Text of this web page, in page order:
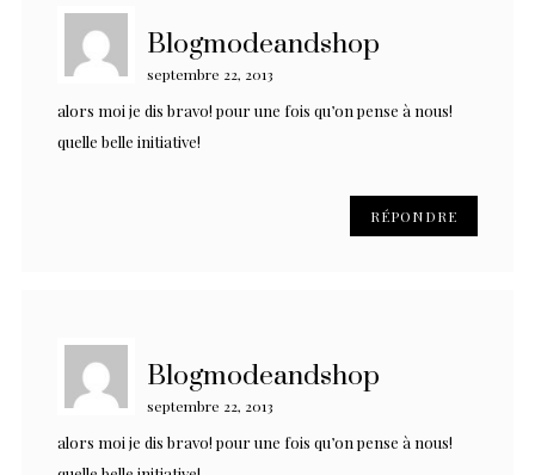
Blogmodeandshop
septembre 22, 2013
alors moi je dis bravo! pour une fois qu’on pense à nous!
quelle belle initiative!
RÉPONDRE
Blogmodeandshop
septembre 22, 2013
alors moi je dis bravo! pour une fois qu’on pense à nous!